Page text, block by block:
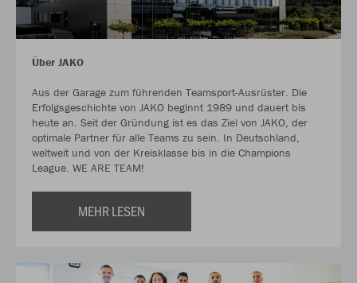
Über JAKO
Aus der Garage zum führenden Teamsport-Ausrüster. Die
Erfolgsgeschichte von JAKO beginnt 1989 und dauert bis
heute an. Seit der Gründung ist es das Ziel von JAKO, der
optimale Partner für alle Teams zu sein. In Deutschland,
weltweit und von der Kreisklasse bis in die Champions
League. WE ARE TEAM!
MEHR LESEN